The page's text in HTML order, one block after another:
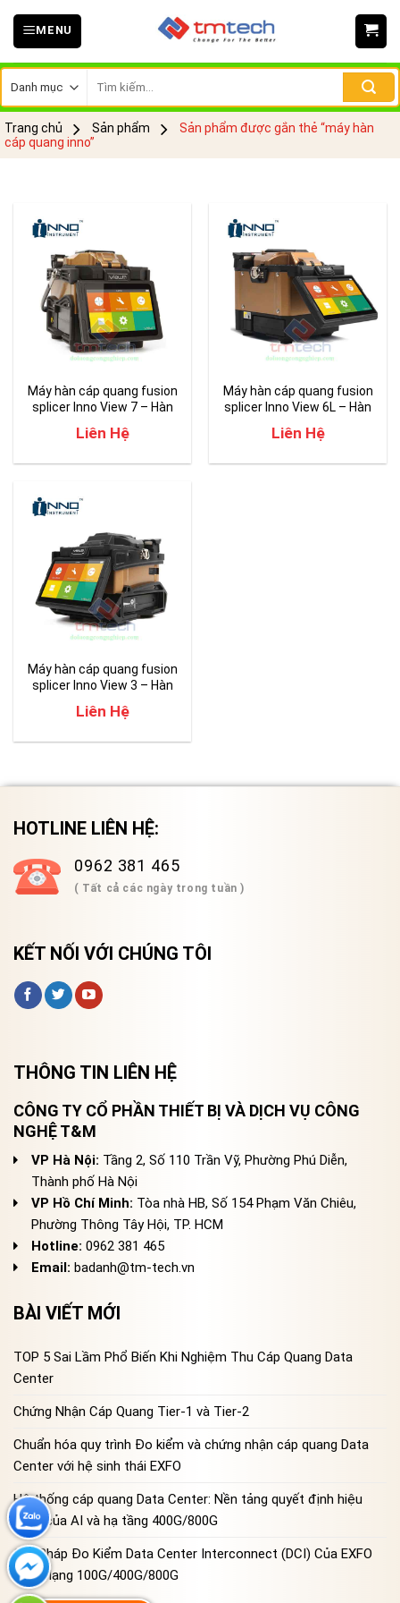
Skip
MENU
kiếm:
Trang chủ Sản phẩm
Sản phẩm được gắn thẻ “máy hàn
cáp quang inno”
Máy hàn cáp quang fusion
splicer Inno View 7 – Hàn
Liên Hệ
Máy hàn cáp quang fusion
splicer Inno View 6L – Hàn
Liên Hệ
Máy hàn cáp quang fusion
splicer Inno View 3 – Hàn
Liên Hệ
HOTLINE LIÊN HỆ:
0962 381 465
( Tất cả các ngày trong tuần )
KẾT NỐI VỚI CHÚNG TÔI
THÔNG TIN LIÊN HỆ
CÔNG TY CỔ PHẦN THIẾT BỊ VÀ DỊCH VỤ CÔNG
NGHỆ T&M
VP Hà Nội: Tầng 2, Số 110 Trần Vỹ, Phường Phú Diễn,
Thành phố Hà Nội
VP Hồ Chí Minh: Tòa nhà HB, Số 154 Phạm Văn Chiêu,
Phường Thông Tây Hội, TP. HCM
Hotline: 0962 381 465
Email: badanh@tm-tech.vn
BÀI VIẾT MỚI
TOP 5 Sai Lầm Phổ Biến Khi Nghiệm Thu Cáp Quang Data
Center
Chứng Nhận Cáp Quang Tier-1 và Tier-2
Chuẩn hóa quy trình Đo kiểm và chứng nhận cáp quang Data
Center với hệ sinh thái EXFO
Hệ thống cáp quang Data Center: Nền tảng quyết định hiệu
năng của AI và hạ tầng 400G/800G
Giải Pháp Đo Kiểm Data Center Interconnect (DCI) Của EXFO
Cho Mạng 100G/400G/800G